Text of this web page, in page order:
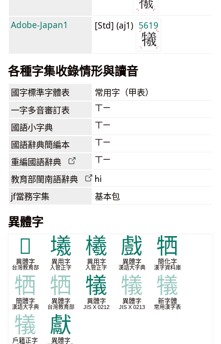
Adobe-Japan1 [Std] (aj1) 5619
各種字集收錄情形與讀音
國字標準字體表 常用字（甲表）
一字多音審訂表 ㄒㄧ
國語小字典 ㄒㄧ
國語辭典簡編本 ㄒㄧ
重編國語辭典 ㄒㄧ
教育部閩南語辭典 hi
jf當務字集 基本包
異體字
𣚘
異體字
台灣教育部
㙿
異用字
入管正字
㰕
異用字
入管正字
戲
異體字
漢語大字典
牺
簡化字
漢字資料庫
牺
簡體字
漢語大字典
牺
異體字
台灣教育部
犠
異體字
JIS X 0212
犠
異體字
JIS X 0213
犠
新字體
常用漢字表
犠
戶籍正字
獻
異體字